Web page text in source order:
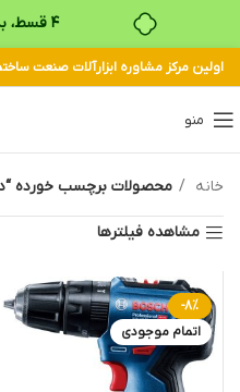
۴ قسط، بدون کارمزد
بدون
اولین مرکز مشاوره ابزارآلات صنعت ساختمان
منو
خانه محصولات برچسب خورده “دریل
مشاهده فیلترها
-8%
اتمام موجودی